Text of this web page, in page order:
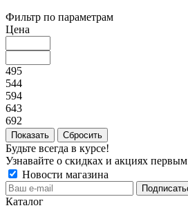
Фильтр по параметрам
Цена
495
544
594
643
692
Сбросить
Будьте всегда в курсе!
Узнавайте о скидках и акциях первым
Новости магазина
Каталог